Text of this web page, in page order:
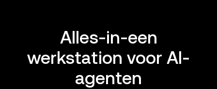
Alles-in-een
werkstation voor AI-
agenten